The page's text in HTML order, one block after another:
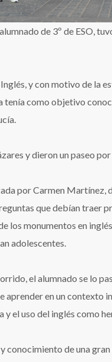
de 3º de ESO,
y con motivo de la
tenía como objetivo
y dieron un paseo
por Carmen
que debían traer
los monumentos en
adolescentes.
el alumnado se lo
aprender en un contexto
el uso del inglés como
conocimiento de una